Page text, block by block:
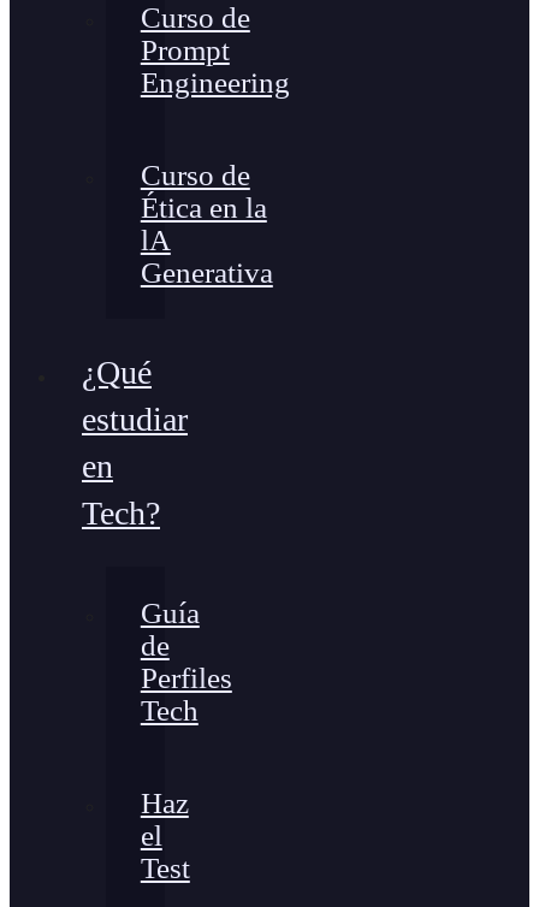
Curso de
Prompt
Engineering
Curso de
Ética en la
lA
Generativa
¿Qué
estudiar
en
Tech?
Guía
de
Perfiles
Tech
Haz
el
Test